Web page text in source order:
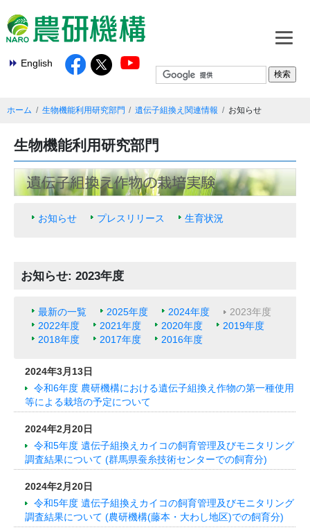
English
ホーム 生物機能利用研究部門 遺伝子組換え関連情報 お知らせ
生物機能利用研究部門
お知らせ プレスリリース 生育状況
お知らせ: 2023年度
最新の一覧 2025年度 2024年度
2023年度
2022年度
2021年度 2020年度
2019年度
2018年度
2017年度 2016年度
2024年3月13日
令和6年度 農研機構における遺伝子組換え作物の第一種使用
等による栽培の予定について
2024年2月20日
令和5年度 遺伝子組換えカイコの飼育管理及びモニタリング
調査結果について (群馬県蚕糸技術センターでの飼育分)
2024年2月20日
令和5年度 遺伝子組換えカイコの飼育管理及びモニタリング
調査結果について (農研機構(藤本・大わし地区)での飼育分)